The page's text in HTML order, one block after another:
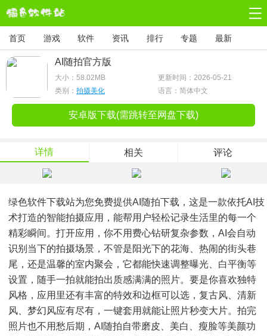
首页 游戏 软件 资讯 排行 专题 最新
AI随拍官方版
大小： 58.02MB
更新时间：2026-05-21
类别： 拍摄美化 语言：简体中文
安卓版下载(需跳转至网盘下载)
详情 相关 评论
绿色软件下载站为您免费提供AI随拍下载，这是一款依托AI技
术打造的智能拍摄应用，能帮用户轻松记录生活里的每一个
精彩瞬间。打开应用，你不用费心钻研复杂参数，AI会自动
识别当下的拍摄场景，不管是阳光下的花海、热闹的街头巷
尾，还是温馨的室内聚会，它都能快速调整曝光、白平衡等
设置，随手一拍就能拍出质感满满的照片。要是你喜欢独特
风格，应用里还有丰富的特效和边框可以选，复古风、清新
风、梦幻风应有尽有，一键套用就能让照片秒变大片。拍完
照片也不用愁后期，AI随拍自带磨皮、美白、瘦脸等美颜功